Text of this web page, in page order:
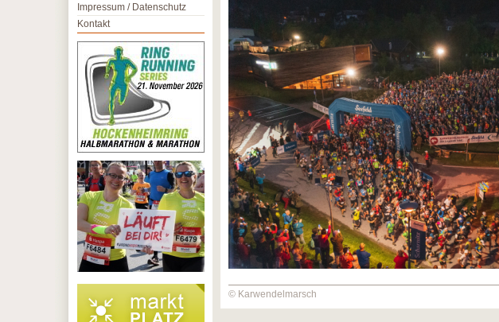
© Karwendelmarsch
Impressum / Datenschutz
Kontakt